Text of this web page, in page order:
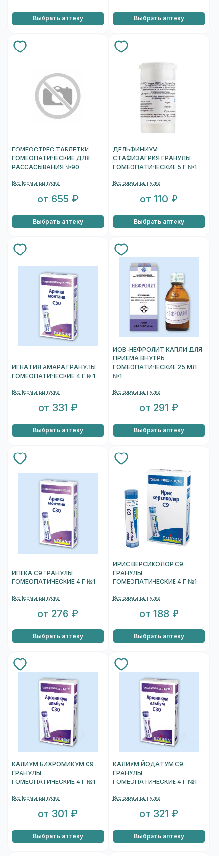
Выбрать аптеку Выбрать аптеку
ГОМЕОСТРЕС ТАБЛЕТКИ
ГОМЕОПАТИЧЕСКИЕ ДЛЯ
РАССАСЫВАНИЯ №90
Все формы выпуска
от 655 ₽
Выбрать аптеку
ДЕЛЬФИНИУМ
СТАФИЗАГРИЯ ГРАНУЛЫ
ГОМЕОПАТИЧЕСКИЕ 5 Г №1
Все формы выпуска
от 110 ₽
Выбрать аптеку
ИГНАТИЯ АМАРА ГРАНУЛЫ
ГОМЕОПАТИЧЕСКИЕ 4 Г №1
Все формы выпуска
от 331 ₽
Выбрать аптеку
ИОВ-НЕФРОЛИТ КАПЛИ ДЛЯ
ПРИЕМА ВНУТРЬ
ГОМЕОПАТИЧЕСКИЕ 25 МЛ
№1
Все формы выпуска
от 291 ₽
Выбрать аптеку
ИПЕКА С9 ГРАНУЛЫ
ГОМЕОПАТИЧЕСКИЕ 4 Г №1
Все формы выпуска
от 276 ₽
Выбрать аптеку
ИРИС ВЕРСИКОЛОР С9
ГРАНУЛЫ
ГОМЕОПАТИЧЕСКИЕ 4 Г №1
Все формы выпуска
от 188 ₽
Выбрать аптеку
КАЛИУМ БИХРОМИКУМ C9
ГРАНУЛЫ
ГОМЕОПАТИЧЕСКИЕ 4 Г №1
Все формы выпуска
от 301 ₽
Выбрать аптеку
КАЛИУМ ЙОДАТУМ C9
ГРАНУЛЫ
ГОМЕОПАТИЧЕСКИЕ 4 Г №1
Все формы выпуска
от 321 ₽
Выбрать аптеку